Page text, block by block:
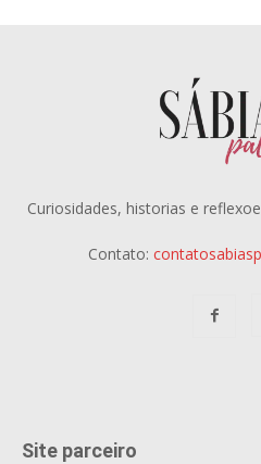
Curiosidades, historias e
Contato:
Site parceiro